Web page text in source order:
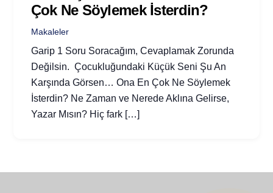
Çok Ne Söylemek İsterdin?
Makaleler
Garip 1 Soru Soracağım, Cevaplamak Zorunda
Değilsin. Çocukluğundaki Küçük Seni Şu An
Karşında Görsen… Ona En Çok Ne Söylemek
İsterdin? Ne Zaman ve Nerede Aklına Gelirse,
Yazar Mısın? Hiç fark […]